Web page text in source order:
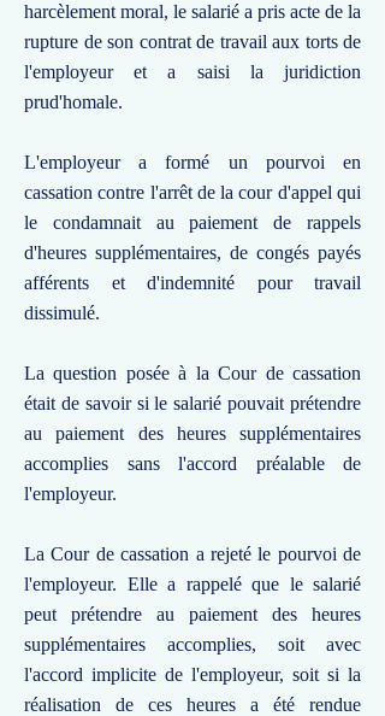
harcèlement moral, le salarié a pris acte de la
rupture de son contrat de travail aux torts de
l'employeur et a saisi la juridiction
prud'homale.
L'employeur a formé un pourvoi en
cassation contre l'arrêt de la cour d'appel qui
le condamnait au paiement de rappels
d'heures supplémentaires, de congés payés
afférents et d'indemnité pour travail
dissimulé.
La question posée à la Cour de cassation
était de savoir si le salarié pouvait prétendre
au paiement des heures supplémentaires
accomplies sans l'accord préalable de
l'employeur.
La Cour de cassation a rejeté le pourvoi de
l'employeur. Elle a rappelé que le salarié
peut prétendre au paiement des heures
supplémentaires accomplies, soit avec
l'accord implicite de l'employeur, soit si la
réalisation de ces heures a été rendue